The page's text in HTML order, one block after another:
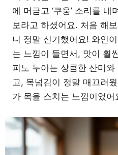
에 머금고 ‘쿠웅’ 소리를
보라고 하셨어요. 처음 해
니 정말 신기했어요! 와인
는 느낌이 들면서, 맛이 훨
피노 누아는 상큼한 산미
고, 목넘김이 정말 매끄러
가 목을 스치는 느낌이었어